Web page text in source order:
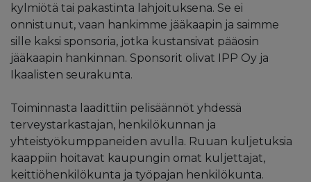
kylmiötä tai pakastinta lahjoituksena. Se ei
onnistunut, vaan hankimme jääkaapin ja saimme
sille kaksi sponsoria, jotka kustansivat pääosin
jääkaapin hankinnan. Sponsorit olivat IPP Oy ja
Ikaalisten seurakunta.
Toiminnasta laadittiin pelisäännöt yhdessä
terveystarkastajan, henkilökunnan ja
yhteistyökumppaneiden avulla. Ruuan kuljetuksia
kaappiin hoitavat kaupungin omat kuljettajat,
keittiöhenkilökunta ja työpajan henkilökunta.